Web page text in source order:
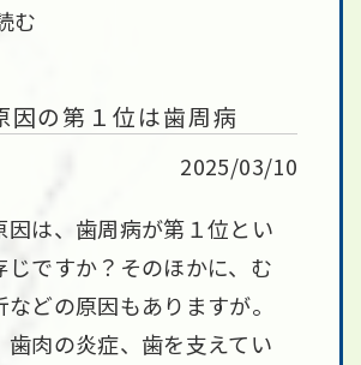
む
因の第１位は歯周病
2025/03/10
因は、歯周病が第１位とい
じですか？そのほかに、む
などの原因もありますが。
歯肉の炎症、歯を支えてい